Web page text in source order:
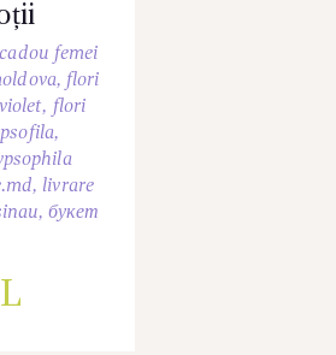
cadou femei
, flori
, flori
,
, livrare
,букет